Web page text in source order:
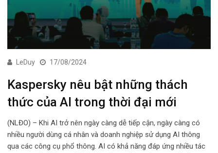
LeDuy 17/08/2024
Kaspersky nêu bật những thách
thức của AI trong thời đại mới
(NLĐO) – Khi AI trở nên ngày càng dễ tiếp cận, ngày càng có
nhiều người dùng cá nhân và doanh nghiệp sử dụng AI thông
qua các công cụ phổ thông. AI có khả năng đáp ứng nhiều tác